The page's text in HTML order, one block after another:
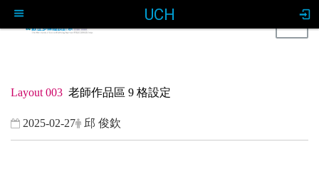
UCH
Layout 003 老師作品區 9 格設定
2025-02-27 邱 俊欽